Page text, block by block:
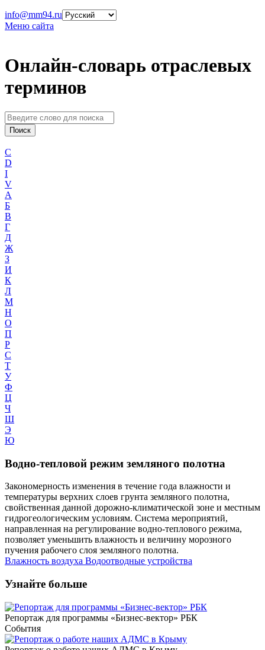
info@mm94.ru
Меню сайта
Онлайн-словарь отраслевых
терминов
C
D
I
V
А
Б
В
Г
Д
Ж
З
И
К
Л
М
Н
О
П
Р
С
Т
У
Ф
Ц
Ч
Ш
Э
Ю
Водно-тепловой режим земляного полотна
Закономерность изменения в течение года влажности и
температуры верхних слоев грунта земляного полотна,
свойственная данной дорожно-климатической зоне и местным
гидрогеологическим условиям. Система мероприятий,
направленная на регулирование водно-теплового режима,
позволяет уменьшить влажность и величину морозного
пучения рабочего слоя земляного полотна.
Влажность воздуха Водоотводные устройства
Узнайте больше
Репортаж для программы «Бизнес-вектор» РБК
События